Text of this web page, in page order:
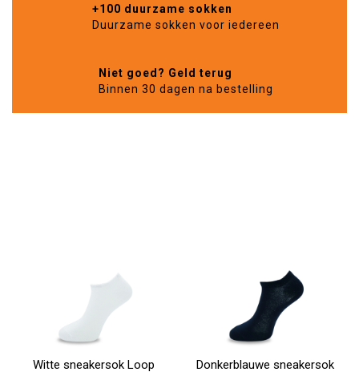
+100 duurzame sokken
Duurzame sokken voor iedereen
Niet goed? Geld terug
Binnen 30 dagen na bestelling
Witte sneakersok Loop
Donkerblauwe sneakersok